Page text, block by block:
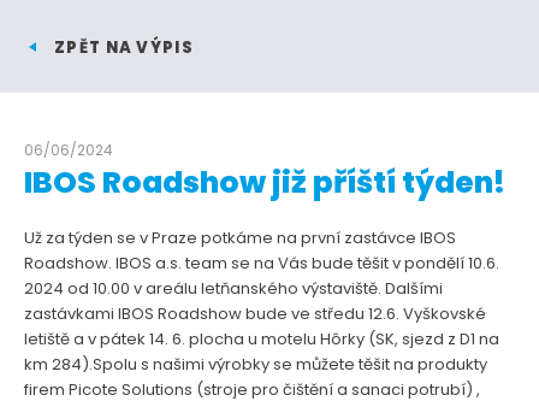
ZPĚT NA VÝPIS
06/06/2024
IBOS Roadshow již příští týden!
Už za týden se v Praze potkáme na první zastávce IBOS
Roadshow. IBOS a.s. team se na Vás bude těšit v pondělí 10.6.
2024 od 10.00 v areálu letňanského výstaviště. Dalšími
zastávkami IBOS Roadshow bude ve středu 12.6. Vyškovské
letiště a v pátek 14. 6. plocha u motelu Hôrky (SK, sjezd z D1 na
km 284).Spolu s našimi výrobky se můžete těšit na produkty
firem Picote Solutions (stroje pro čištění a sanaci potrubí) ,